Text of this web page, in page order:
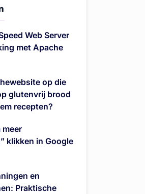
Web Server
met Apache
op die
glutenvrij brood
recepten?
meer
klikken in Google
en
Praktische